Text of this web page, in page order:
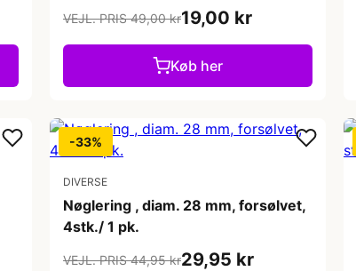
VEJL. PRIS 49,00 kr19,00 kr
Køb her
-33%
DIVERSE
Nøglering , diam. 28 mm, forsølvet,
4stk./ 1 pk.
VEJL. PRIS 44,95 kr29,95 kr